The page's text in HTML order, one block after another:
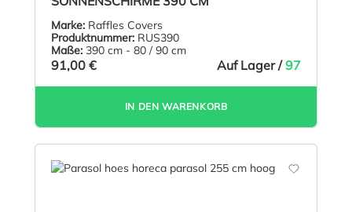
Marke: Raffles Covers
Produktnummer: RUS390
Maße: 390 cm - 80 / 90 cm
91,00 € Auf Lager /97
IN DEN WARENKORB